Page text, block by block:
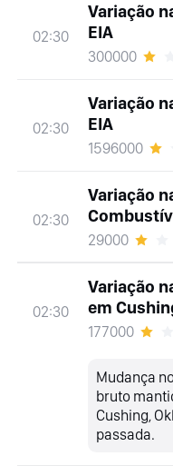
02:30
Variação
EIA
300000
02:30
Variação
EIA
1596000
02:30
Variação
29000
02:30
Variação
em
177000
Mudança
bruto
Cushing,
passada.